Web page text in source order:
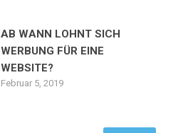
AB WANN LOHNT SICH
WERBUNG FÜR EINE
WEBSITE?
Februar 5, 2019